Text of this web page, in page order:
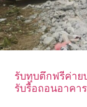
รับทุบตึกฟรีค่าย
รับรื้อถอนอาคา